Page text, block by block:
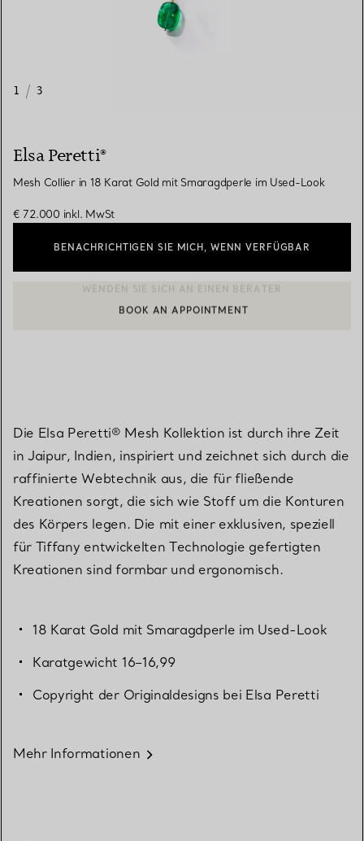
1 / 3
Elsa Peretti®
Mesh Collier in 18 Karat Gold mit Smaragdperle im Used-Look
€ 72.000 inkl. MwSt
BENACHRICHTIGEN SIE MICH, WENN VERFÜGBAR
EINEN KUNDENBERATER KONTAKTIEREN ODER EINEN
BOOK AN APPOINTMENT
Die Elsa Peretti® Mesh Kollektion ist durch ihre Zeit
in Jaipur, Indien, inspiriert und zeichnet sich durch die
raffinierte Webtechnik aus, die für fließende
Kreationen sorgt, die sich wie Stoff um die Konturen
des Körpers legen. Die mit einer exklusiven, speziell
für Tiffany entwickelten Technologie gefertigten
Kreationen sind formbar und ergonomisch.
18 Karat Gold mit Smaragdperle im Used-Look
Karatgewicht 16–16,99
Copyright der Originaldesigns bei Elsa Peretti
Mehr Informationen